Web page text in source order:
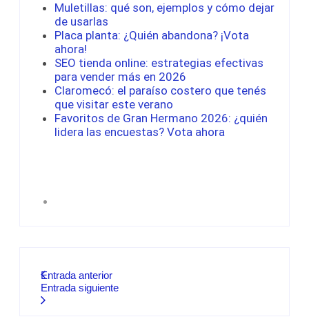
Muletillas: qué son, ejemplos y cómo dejar
de usarlas
Placa planta: ¿Quién abandona? ¡Vota
ahora!
SEO tienda online: estrategias efectivas
para vender más en 2026
Claromecó: el paraíso costero que tenés
que visitar este verano
Favoritos de Gran Hermano 2026: ¿quién
lidera las encuestas? Vota ahora
Entrada anterior
Entrada siguiente